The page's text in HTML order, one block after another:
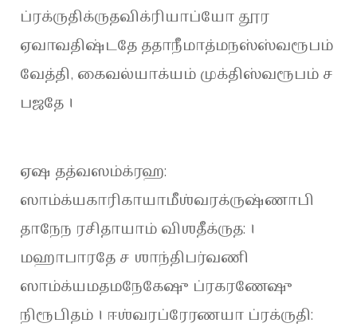
ப்ரக்ருதிக்ருதவிக்ரியாப்யோ தூர
ஏவாவதிஷ்டதே ததாநீமாத்மநஸ்ஸ்வரூபம்
வேத்தி, கைவல்யாக்யம் முக்திஸ்வரூபம் ச
பஜதே ।
ஏஷ தத்வஸம்க்ரஹ:
ஸாம்க்யகாரிகாயாமீஶ்வரக்ருஷ்ணாபி
தாநேந ரசிதாயாம் விஶதீக்ருத: ।
மஹாபாரதே ச ஶாந்திபர்வணி
ஸாம்க்யமதமநேகேஷு ப்ரகரணேஷு
நிரூபிதம் । ஈஶ்வரப்ரேரணயா ப்ரக்ருதி: